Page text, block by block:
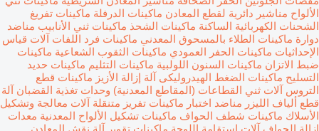
الألواح مناشير دائرية لقطع المعادن ماكينات الدرفلة ماكينات تفريغ
الشحنات الكهربائية الساكنة ماكينات الشحذ ماكينات ثني الأنابيب مناضد
دوارة ماكينات الطلاء بالمسحوق المعدني ماكينات فرد اللفات آلات قياس
الإحداثيات ماكينات الحفر العمودي ماكينات الثقوب الشعاعية ماكينات
ضبط الاتزان ماكينات السنون اللولبية ماكينات التثليم ماكينات حديد
التسليح ماكينات الضغط الهيدروليكى آلة إزالة الأزيز ماكينات قطع
التروس آلات ثني القطاعات (المقاطع المعدنية) وحدات تغذية القضبان آلة
قطع ألياف الليزر مناضد اختبار ماكينات تفريز متنقلة آلات معالجة وتشكيل
الأسلاك ماكينات شطف الحواف ماكينات تشكيل الألواح المعدنية معدات
إزالة الحواف آلات استقامة اللوحة ماكينات تقوير آلة نقش المعادن